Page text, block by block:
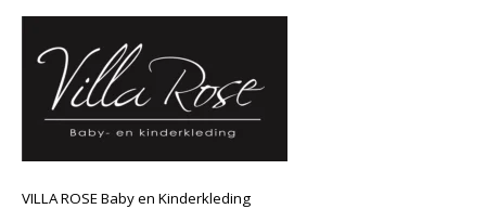
VILLA ROSE Baby en Kinderkleding